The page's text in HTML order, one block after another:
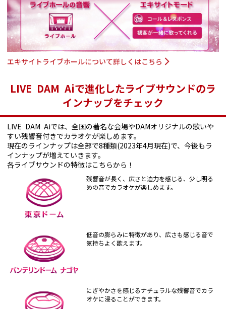
エキサイトライブホールについて詳しくはこちら
LIVE DAM Aiで進化したライブサウンドのラ
インナップをチェック
LIVE DAM Aiでは、全国の著名な会場やDAMオリジナルの歌いや
すい残響音付きでカラオケが楽しめます。
現在のラインナップは全部で8種類(2023年4月現在)で、今後もラ
インナップが増えていきます。
各ライブサウンドの特徴はこちらから！
残響音が長く、広さと迫力を感じる、少し明る
めの音でカラオケが楽しめます。
低音の膨らみに特徴があり、広さも感じる音で
気持ちよく歌えます。
にぎやかさを感じるナチュラルな残響音でカラ
オケに浸ることができます。